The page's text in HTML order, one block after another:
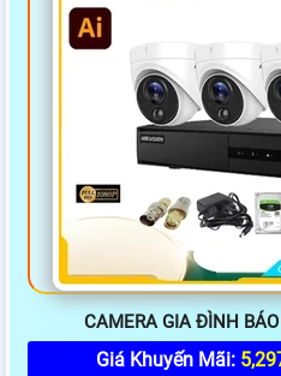
CAMERA GIA ĐÌNH
Giá Khuyến Mãi: